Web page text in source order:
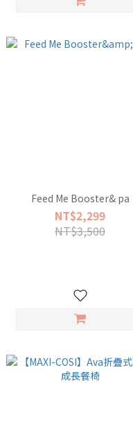
Feed Me Booster& pa
NT$2,299
NT$3,500